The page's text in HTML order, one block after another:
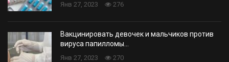
Янв 27, 2023 276
Вакцинировать девочек и мальчиков против
вируса папилломы…
Янв 27, 2023 270